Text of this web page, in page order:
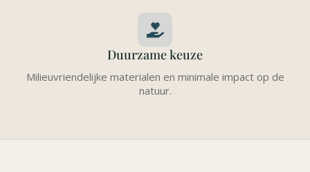
Duurzame keuze
Milieuvriendelijke materialen en minimale impact op de
natuur.